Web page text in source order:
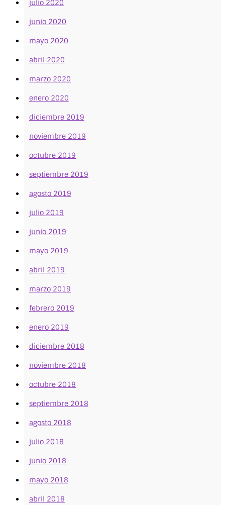
julio 2020
junio 2020
mayo 2020
abril 2020
marzo 2020
enero 2020
diciembre 2019
noviembre 2019
octubre 2019
septiembre 2019
agosto 2019
julio 2019
junio 2019
mayo 2019
abril 2019
marzo 2019
febrero 2019
enero 2019
diciembre 2018
noviembre 2018
octubre 2018
septiembre 2018
agosto 2018
julio 2018
junio 2018
mayo 2018
abril 2018